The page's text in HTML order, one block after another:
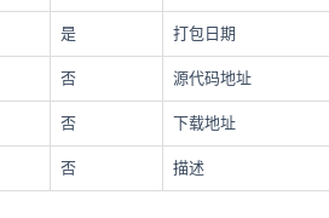
是 打包日期
否 源代码地址
否 下载地址
否 描述